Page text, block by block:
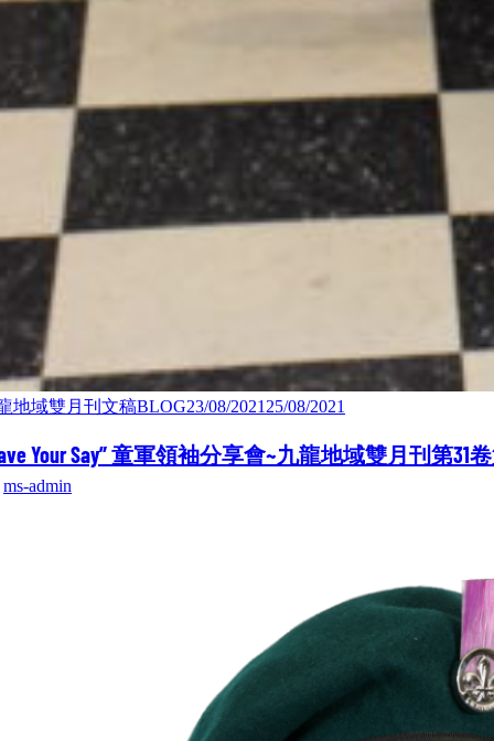
地域雙月刊文稿BLOG23/08/2021 25/08/2021
Your Say” 童軍領袖分享會~九龍地域雙月刊第31
ms-admin